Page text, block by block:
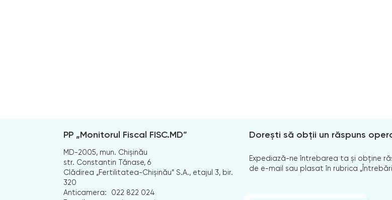
PP „Monitorul Fiscal FISC.MD”
MD-2005, mun. Chișinău
str. Constantin Tănase, 6
Clădirea „Fertilitatea-Chișinău” S.A., etajul 3, bir.
320
Anticamera:
022 822 024
Dorești să obții un răspuns
Expediază-ne întrebarea ta și obține
de e-mail sau plasat în rubrica „Întrebări